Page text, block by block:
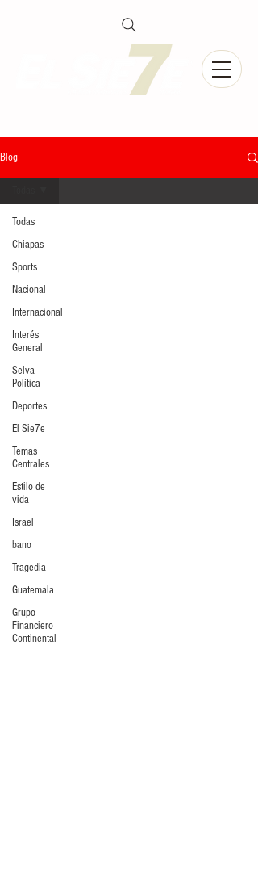
Blog
Todas
Chiapas
Sports
Nacional
Internacional
Interés
General
Selva
Política
Deportes
El Sie7e
Temas
Centrales
Estilo de
vida
Israel
bano
Tragedia
Guatemala
Grupo
Financiero
Continental